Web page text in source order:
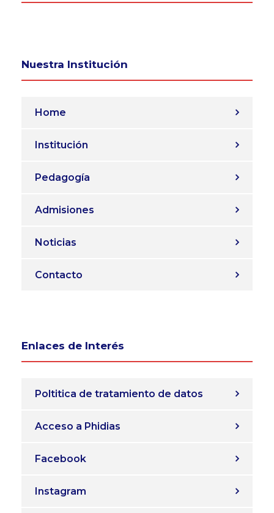
Nuestra Institución
Home
Institución
Pedagogía
Admisiones
Noticias
Contacto
Enlaces de Interés
Poltitica de tratamiento de datos
Acceso a Phidias
Facebook
Instagram